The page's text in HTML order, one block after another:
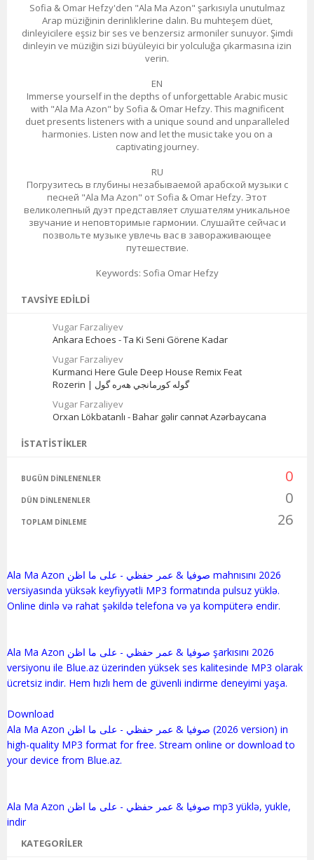
Sofia & Omar Hefzy'den "Ala Ma Azon" şarkısıyla unutulmaz
Arap müziğinin derinliklerine dalın. Bu muhteşem düet,
dinleyicilere eşsiz bir ses ve benzersiz armoniler sunuyor. Şimdi
dinleyin ve müziğin sizi büyüleyici bir yolculuğa çıkarmasına izin
verin.
EN
Immerse yourself in the depths of unforgettable Arabic music
with "Ala Ma Azon" by Sofia & Omar Hefzy. This magnificent
duet presents listeners with a unique sound and unparalleled
harmonies. Listen now and let the music take you on a
captivating journey.
RU
Погрузитесь в глубины незабываемой арабской музыки с
песней "Ala Ma Azon" от Sofia & Omar Hefzy. Этот
великолепный дуэт представляет слушателям уникальное
звучание и неповторимые гармонии. Слушайте сейчас и
позвольте музыке увлечь вас в завораживающее
путешествие.
Keywords: Sofia Omar Hefzy
TAVSIYE EDILDI
Vugar Farzaliyev
Ankara Echoes - Ta Ki Seni Görene Kadar
Vugar Farzaliyev
Kurmanci Here Gule Deep House Remix Feat
Rozerin | گوله كورمانجي هه‌ره‌ گول
Vugar Farzaliyev
Orxan Lökbatanlı - Bahar gəlir cənnət Azərbaycana
İSTATISTIKLER
BUGÜN DINLENENLER 0
DÜN DINLENENLER 0
TOPLAM DINLEME 26
Ala Ma Azon صوفيا & عمر حفظي - على ما اظن mahnısını 2026
versiyasında yüksək keyfiyyətli MP3 formatında pulsuz yüklə.
Online dinlə və rahat şəkildə telefona və ya kompüterə endir.
Ala Ma Azon صوفيا & عمر حفظي - على ما اظن şarkısını 2026
versiyonu ile Blue.az üzerinden yüksek ses kalitesinde MP3 olarak
ücretsiz indir. Hem hızlı hem de güvenli indirme deneyimi yaşa.
Download
Ala Ma Azon صوفيا & عمر حفظي - على ما اظن (2026 version) in
high-quality MP3 format for free. Stream online or download to
your device from Blue.az.
Ala Ma Azon صوفيا & عمر حفظي - على ما اظن mp3 yüklə, yukle,
KATEGORILER